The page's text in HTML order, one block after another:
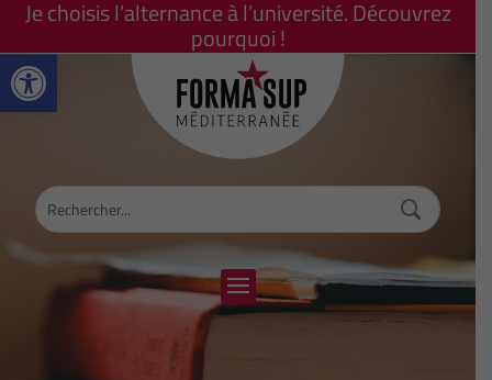
Ouvrir la barre d’outils
Je choisis l’alternance à l’université. Découvrez
pourquoi !